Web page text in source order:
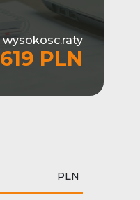
wysokosc.raty
619 PLN
PLN